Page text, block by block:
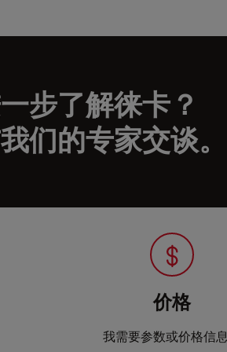
步了解徕卡？
们的专家交谈。
价格
我需要参数或价格信